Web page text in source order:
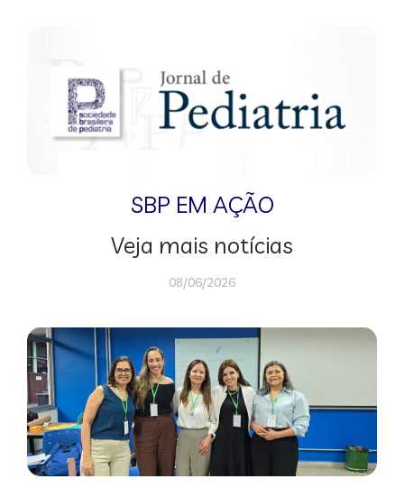
SBP EM AÇÃO
Veja mais notícias
08/06/2026